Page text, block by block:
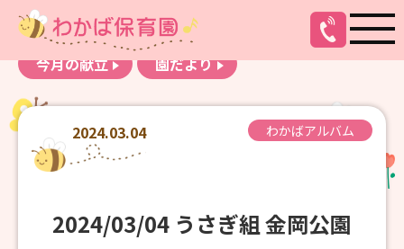
お知らせ
わかばアルバム
今月の献立
園だより
2024.03.04 わかばアルバム
2024/03/04 うさぎ組 金岡公園